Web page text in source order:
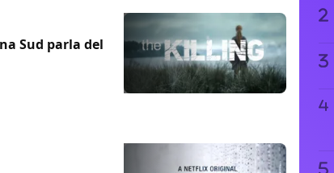
Sud parla del